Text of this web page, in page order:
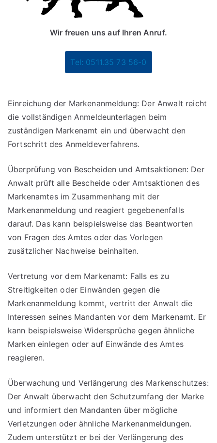
Wir freuen uns auf Ihren Anruf.
Tel: 0511.35 73 56-0
Einreichung der Markenanmeldung: Der Anwalt reicht
die vollständigen Anmeldeunterlagen beim
zuständigen Markenamt ein und überwacht den
Fortschritt des Anmeldeverfahrens.
Überprüfung von Bescheiden und Amtsaktionen: Der
Anwalt prüft alle Bescheide oder Amtsaktionen des
Markenamtes im Zusammenhang mit der
Markenanmeldung und reagiert gegebenenfalls
darauf. Das kann beispielsweise das Beantworten
von Fragen des Amtes oder das Vorlegen
zusätzlicher Nachweise beinhalten.
Vertretung vor dem Markenamt: Falls es zu
Streitigkeiten oder Einwänden gegen die
Markenanmeldung kommt, vertritt der Anwalt die
Interessen seines Mandanten vor dem Markenamt. Er
kann beispielsweise Widersprüche gegen ähnliche
Marken einlegen oder auf Einwände des Amtes
reagieren.
Überwachung und Verlängerung des Markenschutzes:
Der Anwalt überwacht den Schutzumfang der Marke
und informiert den Mandanten über mögliche
Verletzungen oder ähnliche Markenanmeldungen.
Zudem unterstützt er bei der Verlängerung des